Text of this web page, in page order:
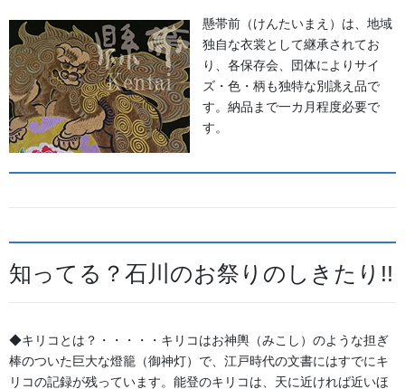
カテゴリー 獅子舞・衣裳・別仕立・小物
お祭備品と豆知識
前の記事
なぜ、獅子と牡丹の組み合わせ
は、最強の獅子を表現するため
次の記事
獅子毛柄染生地 人気商品で
す。90ｃｍ巾切り売り可。
懸帯前（けんたいまえ）は、地域
独自な衣裳として継承されてお
り、各保存会、団体によりサイ
ズ・色・柄も独特な別誂え品で
す。納品まで一カ月程度必要で
す。
知ってる？石川のお祭りのしきたり!!
◆キリコとは？・・・・・キリコはお神輿（みこし）のような担ぎ
棒のついた巨大な燈籠（御神灯）で、江戸時代の文書にはすでにキ
リコの記録が残っています。能登のキリコは、天に近ければ近いほ